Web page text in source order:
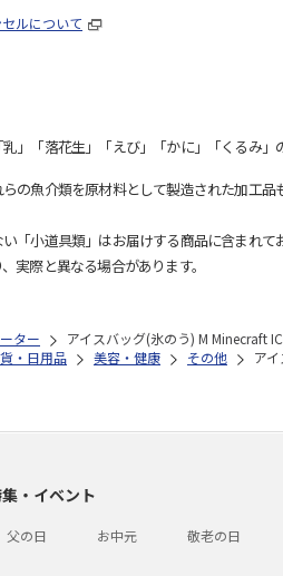
ルについて
」「落花生」「えび」「かに」「くるみ」
の魚介類を原材料として製造された加工
「小道具類」はお届けする商品に含まれて
実際と異なる場合があります。
ター
アイスバッグ(氷のう) M Minecraft
・日用品 美容・健康 その他 ア
・イベント
父の日 お中元 敬老の日